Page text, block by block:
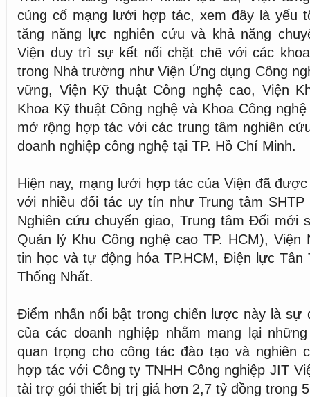
củng cố mạng lưới hợp tác, xem đây là yếu
tăng năng lực nghiên cứu và khả năng
Viện duy trì sự kết nối chặt chẽ với các
trong Nhà trường như Viện Ứng dụng Công
vững, Viện Kỹ thuật Công nghệ cao, Viện
Khoa Kỹ thuật Công nghệ và Khoa Công
mở rộng hợp tác với các trung tâm nghiên
doanh nghiệp công nghệ tại TP. Hồ Chí Minh.
Hiện nay, mạng lưới hợp tác của Viện đã
với nhiều đối tác uy tín như Trung tâm SHTP
Nghiên cứu chuyển giao, Trung tâm Đổi mới
Quản lý Khu Công nghệ cao TP. HCM), Viện
tin học và tự động hóa TP.HCM, Điện lực Tân
Thống Nhất.
Điểm nhấn nổi bật trong chiến lược này là sự
của các doanh nghiệp nhằm mang lại
quan trọng cho công tác đào tạo và nghiên
hợp tác với Công ty TNHH Công nghiệp JIT
tài trợ gói thiết bị trị giá hơn 2,7 tỷ đồng trong